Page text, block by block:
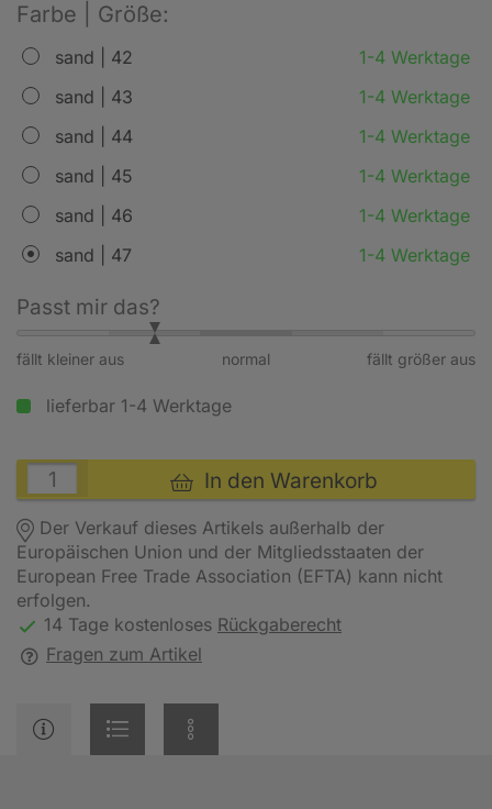
Farbe | Größe:
sand | 42
1-4 Werktage
sand | 43
1-4 Werktage
sand | 44
1-4 Werktage
sand | 45
1-4 Werktage
sand | 46
1-4 Werktage
sand | 47
1-4 Werktage
Passt mir das?
fällt kleiner aus fällt größer aus
normal
lieferbar 1-4 Werktage
In den Warenkorb
Der Verkauf dieses Artikels außerhalb der
Europäischen Union und der Mitgliedsstaaten der
European Free Trade Association (EFTA) kann nicht
erfolgen.
14 Tage kostenloses Rückgaberecht
Fragen zum Artikel